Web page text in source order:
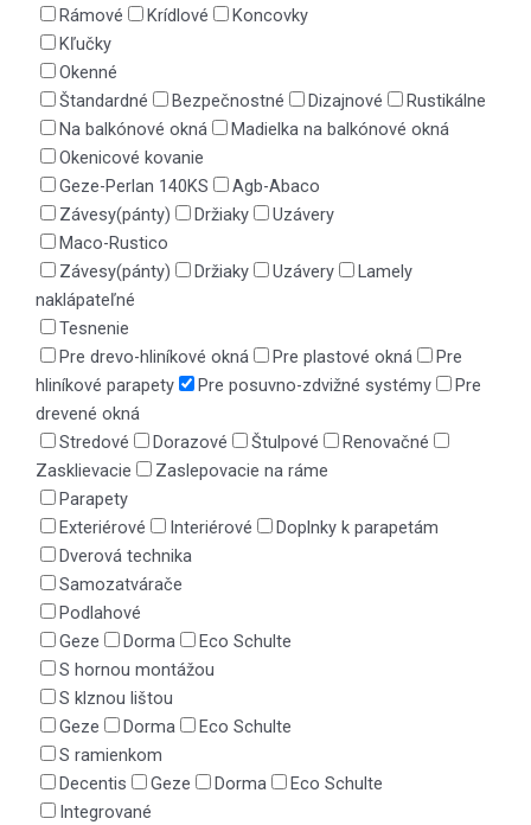
Rámové
Krídlové
Koncovky
Kľučky
Okenné
Štandardné
Bezpečnostné Dizajnové
Rustikálne
Na balkónové okná
Madielka na balkónové okná
Okenicové kovanie
Geze-Perlan 140KS
Agb-Abaco
Závesy(pánty)
Držiaky
Uzávery
Maco-Rustico
Závesy(pánty)
Držiaky Uzávery
Lamely
naklápateľné
Tesnenie
Pre drevo-hliníkové okná
Pre plastové okná
Pre
hliníkové parapety
Pre posuvno-zdvižné systémy
Pre
drevené okná
Stredové
Dorazové Štulpové
Renovačné
Zasklievacie
Zaslepovacie na ráme
Parapety
Exteriérové
Interiérové
Doplnky k parapetám
Dverová technika
Samozatvárače
Podlahové
Geze
Dorma
Eco Schulte
S hornou montážou
S klznou lištou
Geze
Dorma
Eco Schulte
S ramienkom
Decentis
Geze Dorma
Eco Schulte
Integrované